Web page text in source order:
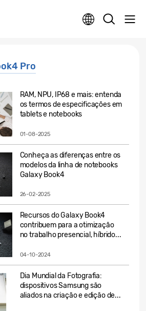
Pro
RAM, NPU, IP68 e mais: entenda
os termos de especificações em
tablets e notebooks
01-08-2025
Conheça as diferenças entre os
modelos da linha de notebooks
Galaxy Book4
26-02-2025
Recursos do Galaxy Book4
contribuem para a otimização
no trabalho presencial, híbrido...
04-10-2024
Dia Mundial da Fotografia:
dispositivos Samsung são
aliados na criação e edição de...